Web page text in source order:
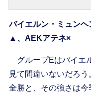
バイエルン・ミュン
▲、AEKアテネ×
グループEはバイエ
見て間違いないだろ
全勝と、その強さは